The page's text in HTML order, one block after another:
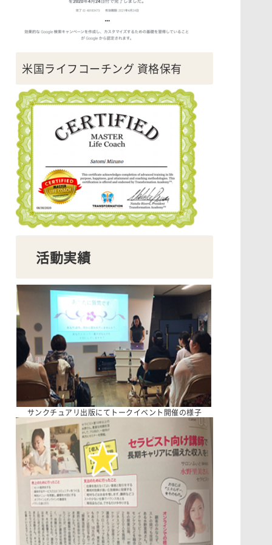
米国ライフコーチング 資格保有
活動実績
サンクチュアリ出版にてトークイベント開催の様子